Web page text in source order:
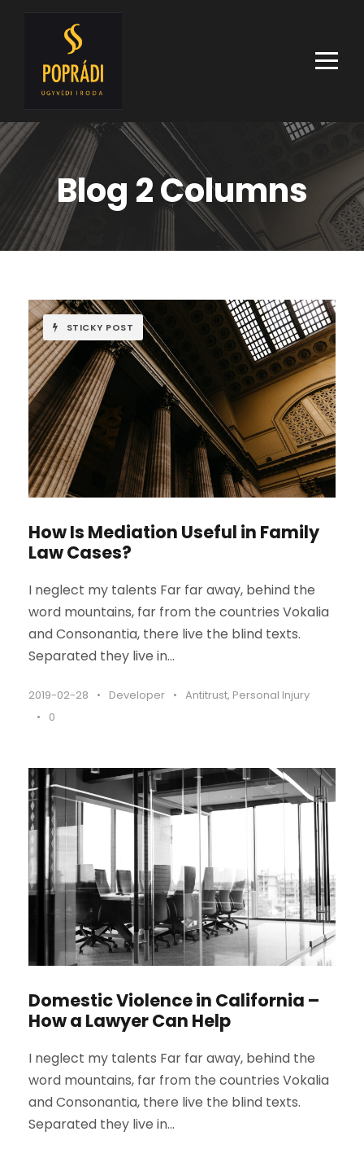
Blog 2 Columns
STICKY POST
How Is Mediation Useful in Family
Law Cases?
I neglect my talents Far far away, behind the
word mountains, far from the countries Vokalia
and Consonantia, there live the blind texts.
Separated they live in...
2019-02-28 • Developer • Antitrust, Personal Injury
•
0
Domestic Violence in California –
How a Lawyer Can Help
I neglect my talents Far far away, behind the
word mountains, far from the countries Vokalia
and Consonantia, there live the blind texts.
Separated they live in...